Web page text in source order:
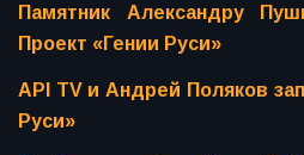
Памятник Александру
Проект «Гении Руси»
API TV и Андрей Поляков
Руси»